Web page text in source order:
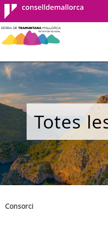
Consell de
Mallorca
Totes
Consorci